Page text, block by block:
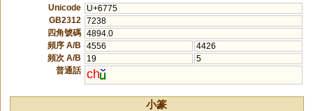
Unicode
U+6775
GB2312
7238
四角號碼 4894.0
頻序 A/B
4556
4426
頻次 A/B
19
5
普通話 ch
小篆